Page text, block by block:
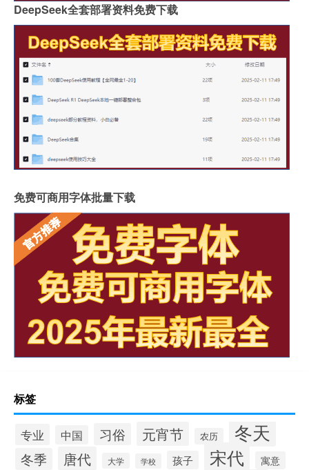
DeepSeek全套部署资料免费下载
免费可商用字体批量下载
标签
专业 中国 习俗 元宵节 农历 冬天
冬季 唐代 大学 学校 孩子 宋代 寓意